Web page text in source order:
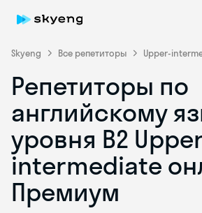
Skyeng Все репетиторы Upper-
Репетиторы по
английскому
уровня B2
intermediate
Премиум
online